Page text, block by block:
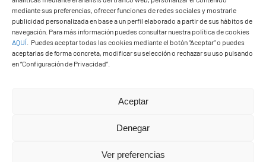
mediante sus preferencias, ofrecer funciones de redes sociales y mostrarle
publicidad personalizada en base a un perfil elaborado a partir de sus hábitos de
navegación. Para más información puedes consultar nuestra política de cookies
AQUÍ
Puedes aceptar todas las cookies mediante el botón “Aceptar” o puedes
aceptarlas de forma concreta, modificar su selección o rechazar su uso pulsando
en “Configuración de Privacidad”.
Aceptar
Denegar
Ver preferencias
35570 – Yaiza
Tel:928 83 62 20
© Copyright2026 Ayuntamiento de Yaiza - Todos los